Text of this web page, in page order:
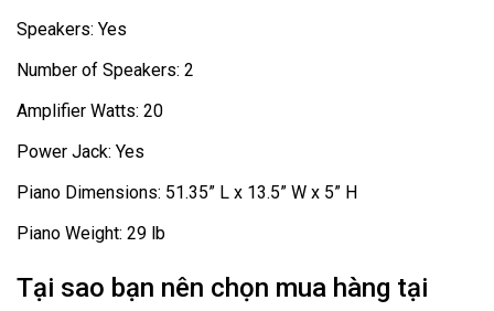
Speakers: Yes
Number of Speakers: 2
Amplifier Watts: 20
Power Jack: Yes
Piano Dimensions: 51.35” L x 13.5” W x 5” H
Piano Weight: 29 lb
Tại sao bạn nên chọn mua hàng tại